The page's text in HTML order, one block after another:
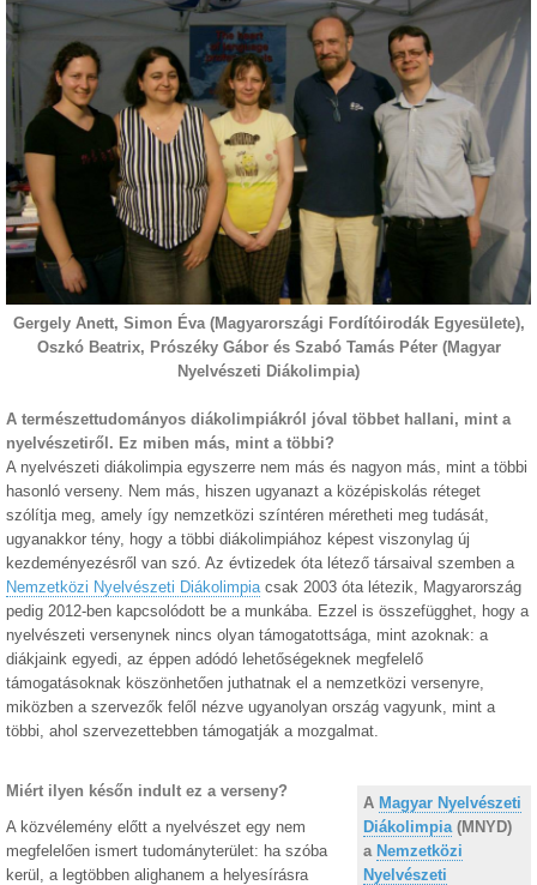
Gergely Anett, Simon Éva (Magyarországi Fordítóirodák Egyesülete),
Oszkó Beatrix, Prószéky Gábor és Szabó Tamás Péter (Magyar
Nyelvészeti Diákolimpia)
A természettudományos diákolimpiákról jóval többet hallani, mint a
nyelvészetiről. Ez miben más, mint a többi?
A nyelvészeti diákolimpia egyszerre nem más és nagyon más, mint a többi
hasonló verseny. Nem más, hiszen ugyanazt a középiskolás réteget
szólítja meg, amely így nemzetközi színtéren méretheti meg tudását,
ugyanakkor tény, hogy a többi diákolimpiához képest viszonylag új
kezdeményezésről van szó. Az évtizedek óta létező társaival szemben a
Nemzetközi Nyelvészeti Diákolimpia csak 2003 óta létezik, Magyarország
pedig 2012-ben kapcsolódott be a munkába. Ezzel is összefügghet, hogy a
nyelvészeti versenynek nincs olyan támogatottsága, mint azoknak: a
diákjaink egyedi, az éppen adódó lehetőségeknek megfelelő
támogatásoknak köszönhetően juthatnak el a nemzetközi versenyre,
miközben a szervezők felől nézve ugyanolyan ország vagyunk, mint a
többi, ahol szervezettebben támogatják a mozgalmat.
A Magyar Nyelvészeti
Diákolimpia (MNYD)
a Nemzetközi
Nyelvészeti
Miért ilyen későn indult ez a verseny?
A közvélemény előtt a nyelvészet egy nem
megfelelően ismert tudományterület: ha szóba
kerül, a legtöbben alighanem a helyesírásra